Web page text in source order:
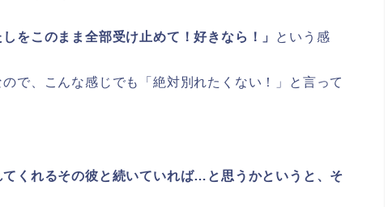
しをこのまま全部受け止めて！好きなら！」
という感
で、こんな感じでも「絶対別れたくない！」と言って
くれるその彼と続いていれば…と思うかというと、そ